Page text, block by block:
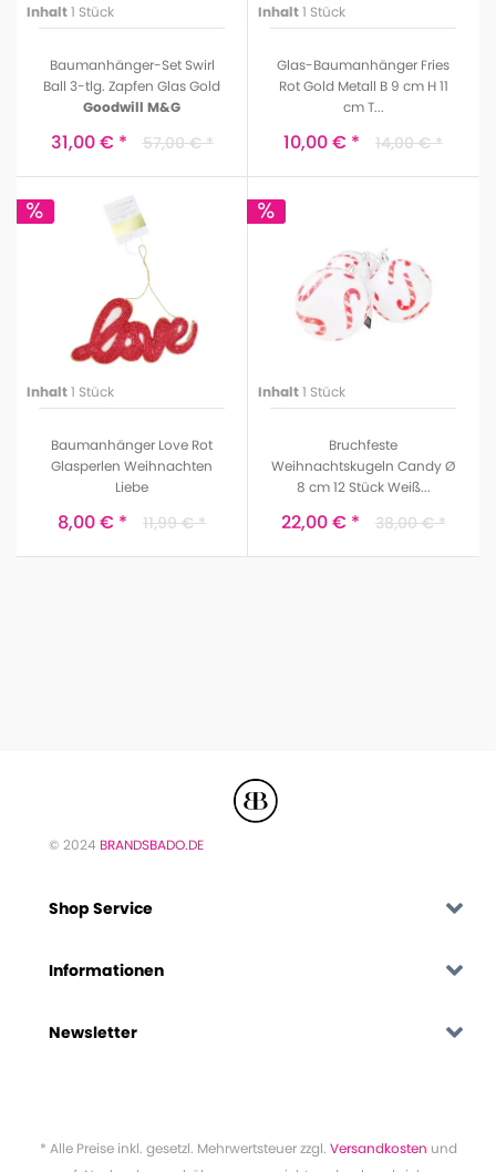
Inhalt1 Stück
Baumanhänger-Set Swirl
Ball 3-tlg. Zapfen Glas Gold
Goodwill M&G
31,00 € * 57,00 € *
Inhalt1 Stück
Glas-Baumanhänger Fries
Rot Gold Metall B 9 cm H 11
cm T...
10,00 € * 14,00 € *
Inhalt1 Stück
Baumanhänger Love Rot
Glasperlen Weihnachten
Liebe
8,00 € * 11,99 € *
Inhalt1 Stück
Bruchfeste
Weihnachtskugeln Candy Ø
8 cm 12 Stück Weiß...
22,00 € * 38,00 € *
© 2024 BRANDSBADO.DE
Shop Service
Informationen
Newsletter
* Alle Preise inkl. gesetzl. Mehrwertsteuer zzgl. Versandkosten und